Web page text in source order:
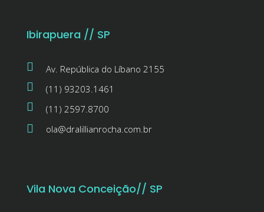
Ibirapuera // SP
Av. República do Líbano 2155
(11) 93203.1461
(11) 2597.8700
ola@dralillianrocha.com.br
Vila Nova Conceição// SP